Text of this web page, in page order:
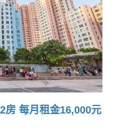
房 每月租金16,000元